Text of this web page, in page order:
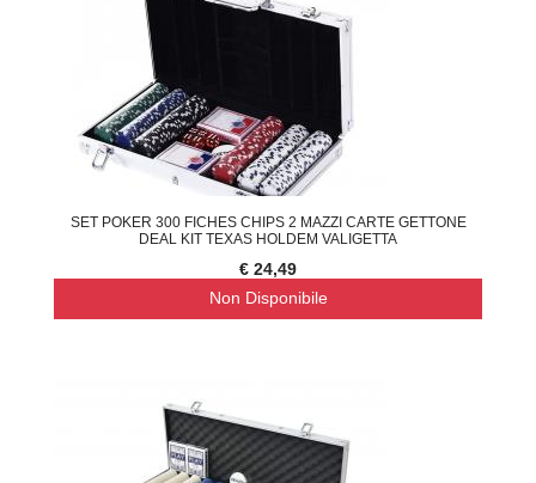
SET POKER 300 FICHES CHIPS 2 MAZZI CARTE GETTONE
DEAL KIT TEXAS HOLDEM VALIGETTA
€ 24,49
Non Disponibile